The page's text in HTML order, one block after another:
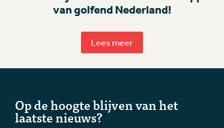
van golfend Nederland!
Lees meer
Op de hoogte blijven van het
laatste nieuws?